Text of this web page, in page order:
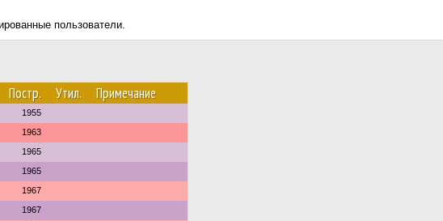
пользователи.
Постр. Утил. Примечание
1955
1963
1965
1965
1967
1967